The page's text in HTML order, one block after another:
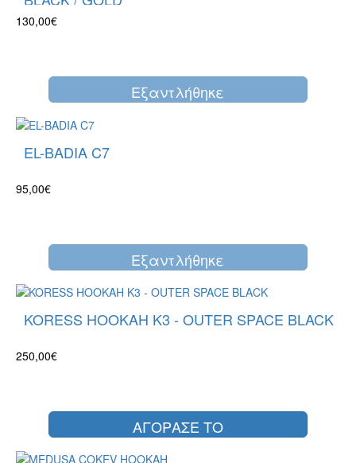
130,00€
Eξαντλήθηκε
EL-BADIA C7
95,00€
Eξαντλήθηκε
KORESS HOOKAH K3 - OUTER SPACE BLACK
250,00€
ΑΓΟΡΑΣΕ ΤΟ